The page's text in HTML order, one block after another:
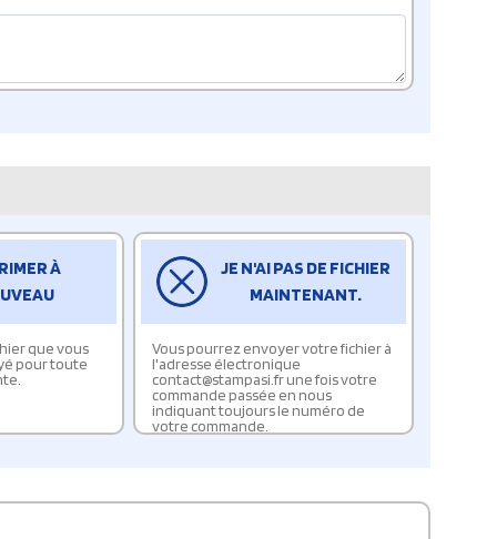
À
que vous
pour toute
JE N'AI PAS DE FICHIER
MAINTENANT.
Vous pourrez envoyer votre fichier à
l'adresse électronique
contact@stampasi.fr une fois votre
commande passée en nous
indiquant toujours le numéro de
votre commande.